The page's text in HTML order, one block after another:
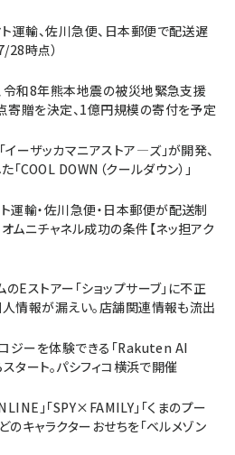
運輸、佐川急便、日本郵便で配送遅
28時点）
、令和8年熊本地震の被災地緊急支援
寄贈を決定、1億円規模の寄付を予定
ーザッカマニアストア―ズ」が開発、
「COOL DOWN（クールダウン）」
運輸・佐川急便・日本郵便が配送制
ムニチャネル成功の条件【ネッ担アク
Eストアー「ショップサーブ」に不正
情報が漏えい。店舗関連情報も流出
ジーを体験できる「Rakuten AI
タート。パシフィコ横浜で開催
」「SPY×FAMILY」「くまのプー
のキャラクターおせちを「ベルメゾン